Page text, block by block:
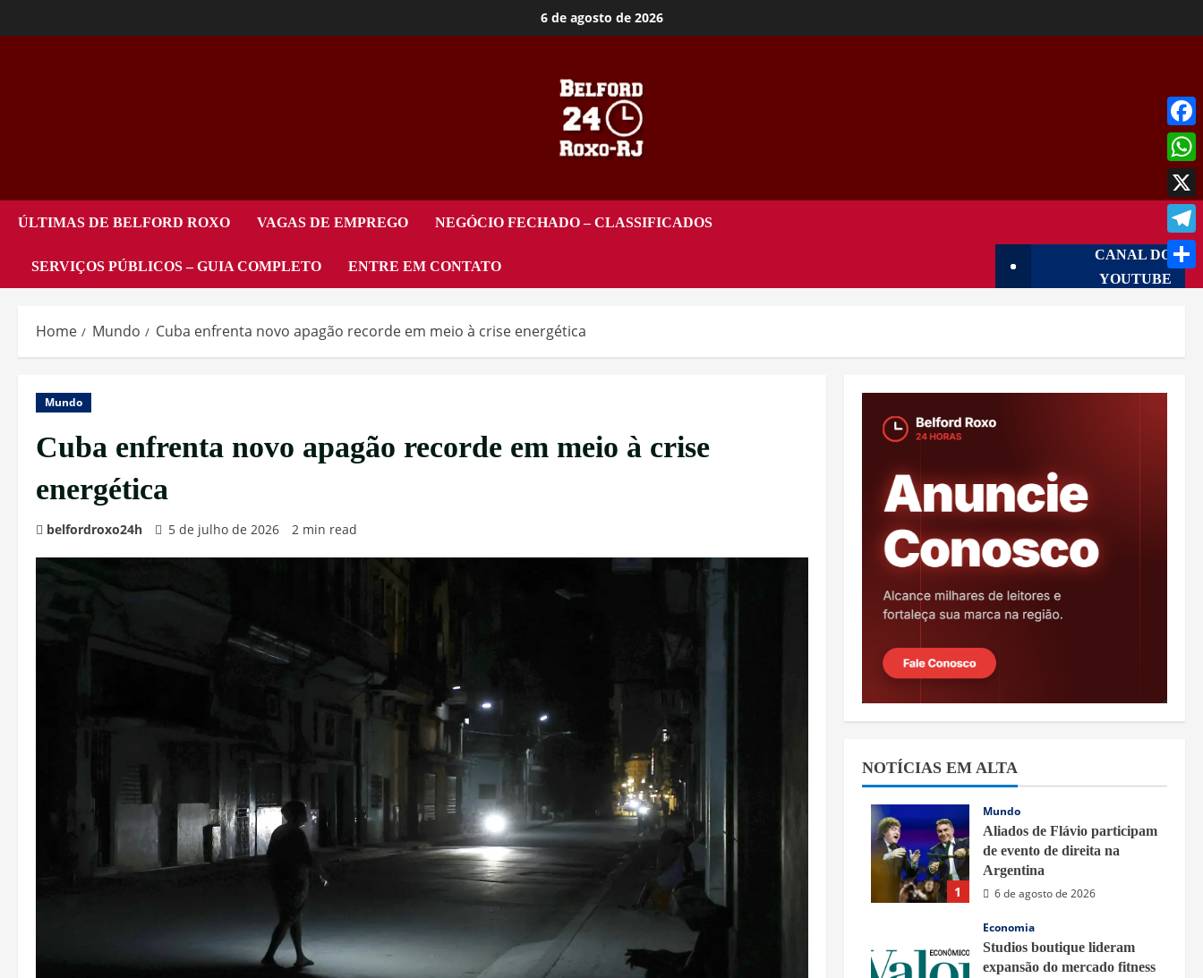
6 de agosto de 2026
ÚLTIMAS DE BELFORD ROXO VAGAS DE EMPREGO NEGÓCIO FECHADO – CLASSIFICADOS
SERVIÇOS PÚBLICOS – GUIA COMPLETO ENTRE EM CONTATO
CANAL DO
YOUTUBE
Home Mundo Cuba enfrenta novo apagão recorde em meio à crise energética
Mundo
Cuba enfrenta novo apagão recorde em meio à crise
energética
belfordroxo24h 5 de julho de 2026 2 min read
NOTÍCIAS EM ALTA
1
Mundo
Aliados de Flávio participam
de evento de direita na
Argentina
6 de agosto de 2026
Economia
Studios boutique lideram
expansão do mercado fitness
X